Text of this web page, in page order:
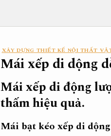
XÂY DỰNG THIẾT KẾ NỘI THẤT
Mái xếp di dộng
Mái xếp di động
thấm hiệu quả.
Mái bạt kéo xếp di